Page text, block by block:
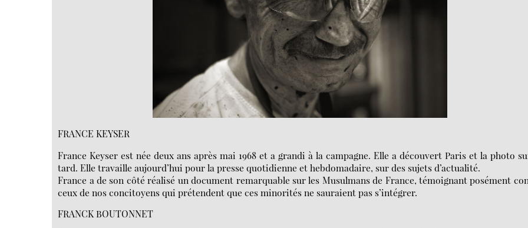
FRANCE KEYSER
France Keyser est née deux ans après mai 1968 et a grandi à la campagne. Elle a découvert Paris et la photo
tard. Elle travaille aujourd’hui pour la presse quotidienne et hebdomadaire, sur des sujets d’actualité.
France a de son côté réalisé un document remarquable sur les Musulmans de France, témoignant posément
ceux de nos concitoyens qui prétendent que ces minorités ne sauraient pas s’intégrer.
FRANCK BOUTONNET